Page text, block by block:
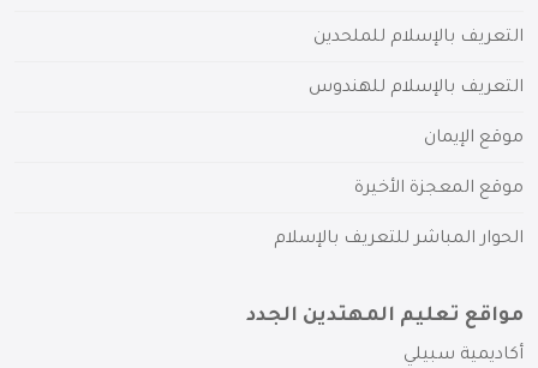
التعريف بالإسلام للملحدين
التعريف بالإسلام للهندوس
موقع الإيمان
موقع المعجزة الأخيرة
الحوار المباشر للتعريف بالإسلام
مواقع تعليم المهتدين الجدد
أكاديمية سبيلي